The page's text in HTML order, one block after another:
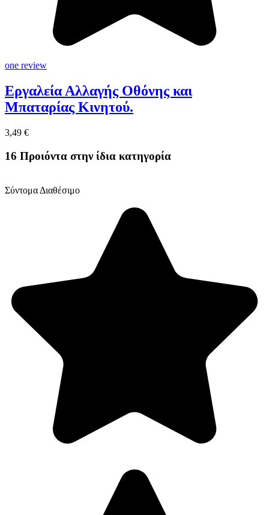
one review
Εργαλεία Αλλαγής Οθόνης και
Μπαταρίας Κινητού.
3,49 €
16 Προιόντα στην ίδια κατηγορία
Σύντομα Διαθέσιμο